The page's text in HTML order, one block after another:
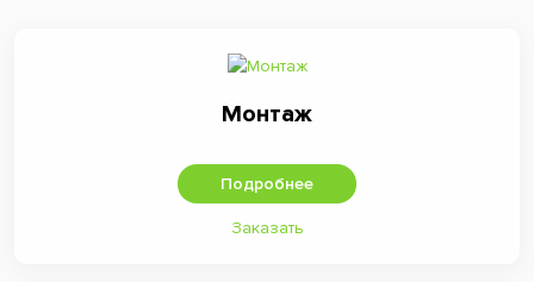
Монтаж
Подробнее
Заказать